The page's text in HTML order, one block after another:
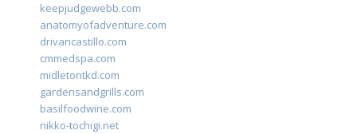
keepjudgewebb.com
anatomyofadventure.com
drivancastillo.com
cmmedspa.com
midletontkd.com
gardensandgrills.com
basilfoodwine.com
nikko-tochigi.net